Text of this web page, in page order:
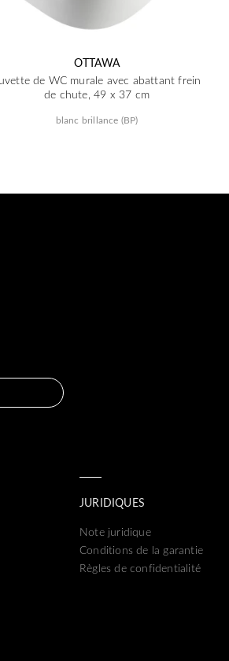
OTTAWA
de WC murale avec abattant frein
de chute, 49 x 37 cm
blanc brillance (BP)
JURIDIQUES
Note juridique
Conditions de la garantie
Règles de confidentialité